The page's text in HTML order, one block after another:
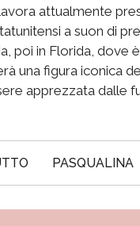
attualmente
a suon di
poi in Florida, dove
una figura iconica
apprezzata dalle
PASQUALINA